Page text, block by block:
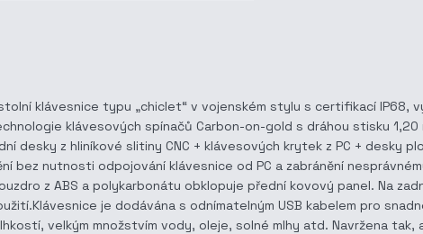
klávesnice typu „chiclet“ v vojenském stylu s certifikací IP68,
klávesových spínačů Carbon-on-gold s dráhou stisku
desky z hliníkové slitiny CNC + klávesových krytek z PC + desky
bez nutnosti odpojování klávesnice od PC a zabránění
z ABS a polykarbonátu obklopuje přední kovový panel. Na
je dodávána s odnímatelným USB kabelem pro
velkým množstvím vody, oleje, solné mlhy atd. Navržena tak,